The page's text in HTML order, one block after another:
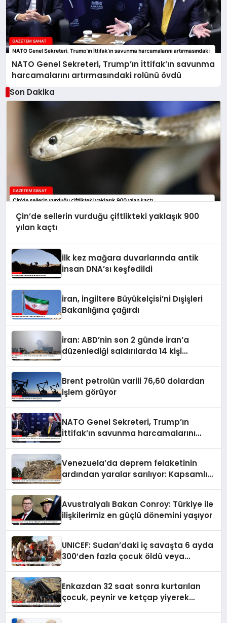
NATO Genel Sekreteri, Trump’ın İttifak’ın savunma
harcamalarını artırmasındaki rolünü övdü
Son Dakika
Çin’de sellerin vurduğu çiftlikteki yaklaşık 900
yılan kaçtı
İlk kez mağara duvarlarında antik
insan DNA’sı keşfedildi
İran, İngiltere Büyükelçisi’ni Dışişleri
Bakanlığına çağırdı
İran: ABD’nin son 2 günde İran’a
düzenlediği saldırılarda 14 kişi
Brent petrolün varili 76,60 dolardan
işlem görüyor
NATO Genel Sekreteri, Trump’ın
İttifak’ın savunma harcamalarını
Venezuela’da deprem felaketinin
ardından yaralar sarılıyor: Kapsamlı
Avustralyalı Bakan Conroy: Türkiye ile
ilişkilerimiz en güçlü dönemini yaşıyor
UNICEF: Sudan’daki iç savaşta 6 ayda
300’den fazla çocuk öldü veya
Enkazdan 32 saat sonra kurtarılan
çocuk, peynir ve ketçap yiyerek